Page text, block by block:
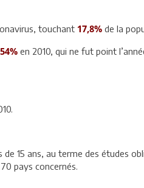
touchant 17,8% de la
54% en 2010, qui ne fut point
15 ans, au terme des études
pays concernés.